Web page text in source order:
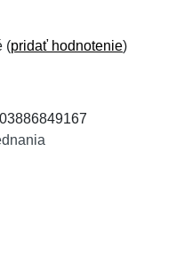
(pridať hodnotenie)